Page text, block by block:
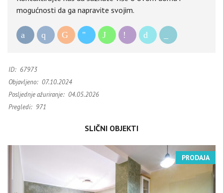
mogućnosti da ga napravite svojim.
ID: 67973
Objavljeno: 07.10.2024
Posljednje ažuriranje: 04.05.2026
Pregledi: 971
SLIČNI OBJEKTI
PRODAJA